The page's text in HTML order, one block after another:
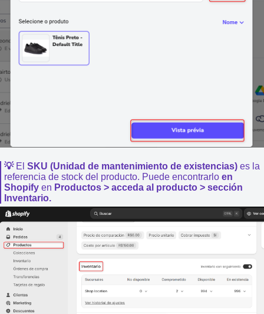
💡 El SKU (Unidad de mantenimiento de existencias) es la
referencia de stock del producto. Puede encontrarlo en
Shopify en Productos > acceda al producto > sección
Inventario.